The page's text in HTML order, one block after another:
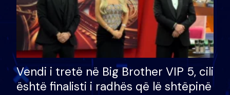
Vendi i tretë në Big Brother VIP 5, cili
është finalisti i radhës që lë shtëpinë